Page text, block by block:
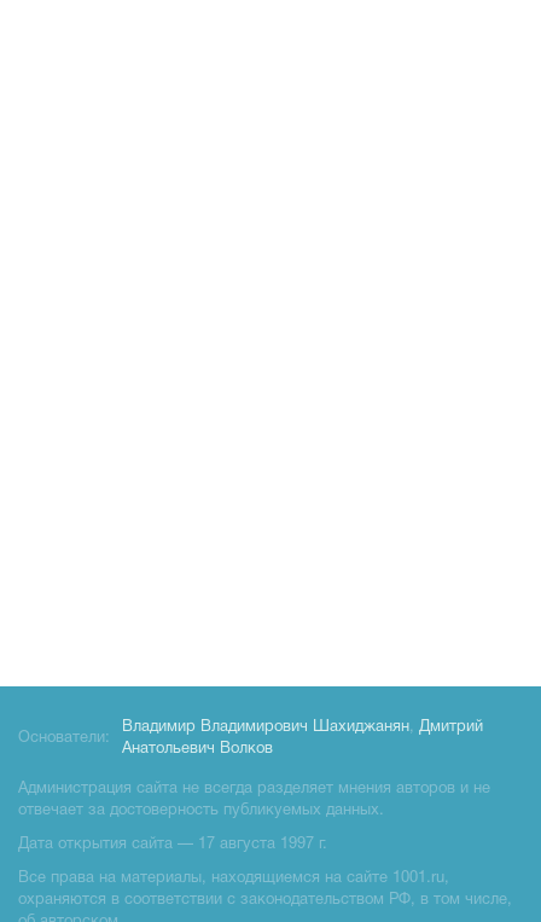
Основатели:
Владимир Владимирович Шахиджанян, Дмитрий
Анатольевич Волков
Администрация сайта не всегда разделяет мнения авторов и не
отвечает за достоверность публикуемых данных.
Дата открытия сайта — 17 августа 1997 г.
Все права на материалы, находящиемся на сайте 1001.ru,
охраняются в соответствии с законодательством РФ, в том числе,